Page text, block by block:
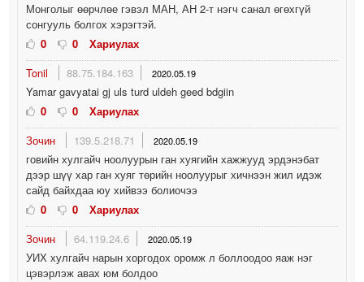
Монголыг өөрчлөе гэвэл МАН, АН 2-т нэгч санал өгөхгүй
сонгууль болгох хэрэгтэй.
0
0
Хариулах
Tonil
88.75.184.163 2020.05.19
Yamar gavyatai gj uls turd uldeh geed bdgiin
0
0
Хариулах
Зочин
139.5.218.71 2020.05.19
говийн хулгайч ноолуурын ган хуягийн хажжууд эрдэнэбат
дээр шүү хар ган хуяг төрийн ноолуурыг хичнээн жил идэж
сайд байхдаа юу хийвээ болиочээ
0
0
Хариулах
Зочин
64.119.24.6 2020.05.19
УИХ хулгайч нарын хоргодох оромж л боллоодоо яаж нэг
цэвэрлэж авах юм болдоо